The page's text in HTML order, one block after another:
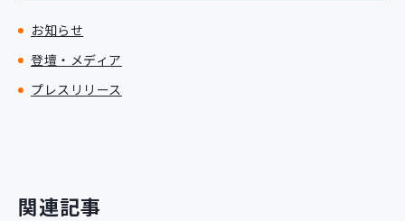
お知らせ
登壇・メディア
プレスリリース
関連記事